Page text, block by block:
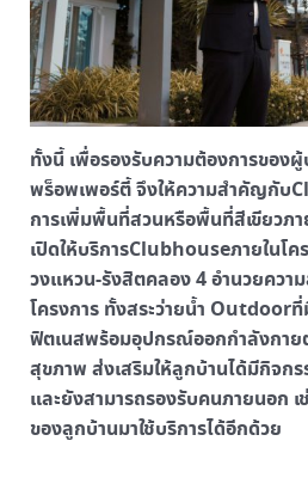
ทั้งนี้ เพื่อรองรับความต้องการของ
พร็อพเพอร์ตี้ จึงให้ความสำคัญกับ
การเพิ่มพื้นที่สวนหรือพื้นที่สีเขียวภา
เปิดให้บริการClubhouseภายในโค
วงแหวน-รังสิตคลอง 4 อำนวยควา
โครงการ ทั้งสระว่ายน้ำ Outdoor
ฟิตเนสพร้อมอุปกรณ์ออกกำลังกายต
สุขภาพ ส่งเสริมให้ลูกบ้านได้มีกิจก
และยังสามารถรองรับคนภายนอก
ของลูกบ้านมาใช้บริการได้อีกด้วย